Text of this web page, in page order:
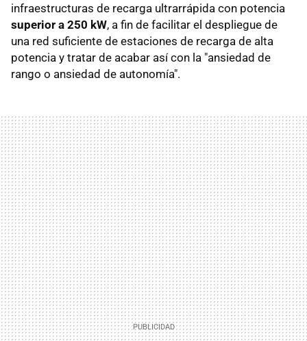
infraestructuras de recarga ultrarrápida con potencia
superior a 250 kW, a fin de facilitar el despliegue de
una red suficiente de estaciones de recarga de alta
potencia y tratar de acabar así con la "ansiedad de
rango o ansiedad de autonomía".